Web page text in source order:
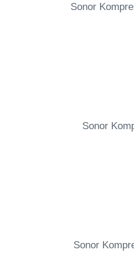
Sonor
Sonor
Sonor